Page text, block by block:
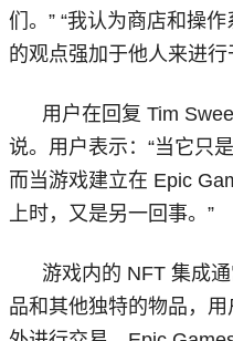
们。” “我认为商店和操
的观点强加于他人来进
用户在回复 Tim
说。用户表示：“当它只
而当游戏建立在 Epic
上时，又是另一回事。”
游戏内的 NFT 集成
品和其他独特的物品，